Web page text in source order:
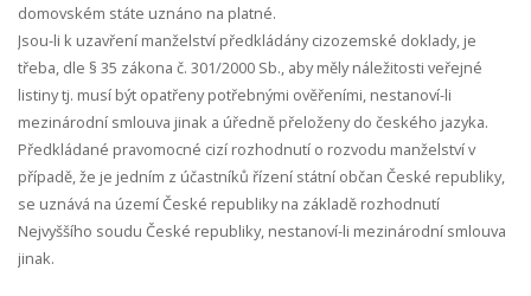
domovském státe uznáno na platné.
Jsou-li k uzavření manželství předkládány cizozemské doklady, je
třeba, dle § 35 zákona č. 301/2000 Sb., aby měly náležitosti veřejné
listiny tj. musí být opatřeny potřebnými ověřeními, nestanoví-li
mezinárodní smlouva jinak a úředně přeloženy do českého jazyka.
Předkládané pravomocné cizí rozhodnutí o rozvodu manželství v
případě, že je jedním z účastníků řízení státní občan České republiky,
se uznává na území České republiky na základě rozhodnutí
Nejvyššího soudu České republiky, nestanoví-li mezinárodní smlouva
jinak.